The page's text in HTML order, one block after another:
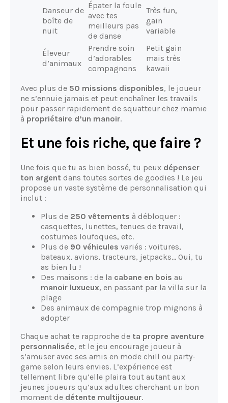
Danseur de
boîte de
nuit
Épater la foule
avec tes
meilleurs pas
de danse
Très fun,
gain
variable
Éleveur
d’animaux
Prendre soin
d’adorables
compagnons
Petit gain
mais très
kawaii
Avec plus de 50 missions disponibles, le joueur
ne s’ennuie jamais et peut enchaîner les travails
pour passer rapidement de squatteur chez mamie
à propriétaire d’un manoir.
Et une fois riche, que faire ?
Une fois que tu as bien bossé, tu peux dépenser
ton argent dans toutes sortes de goodies ! Le jeu
propose un vaste système de personnalisation qui
inclut :
Plus de 250 vêtements à débloquer :
casquettes, lunettes, tenues de travail,
costumes loufoques, etc.
Plus de 90 véhicules variés : voitures,
bateaux, avions, tracteurs, jetpacks… Oui, tu
as bien lu !
Des maisons : de la cabane en bois au
manoir luxueux, en passant par la villa sur la
plage
Des animaux de compagnie trop mignons à
adopter
Chaque achat te rapproche de ta propre aventure
personnalisée, et le jeu encourage joueur à
s’amuser avec ses amis en mode chill ou party-
game selon leurs envies. L’expérience est
tellement libre qu’elle plaira tout autant aux
jeunes joueurs qu’aux adultes cherchant un bon
moment de détente multijoueur.